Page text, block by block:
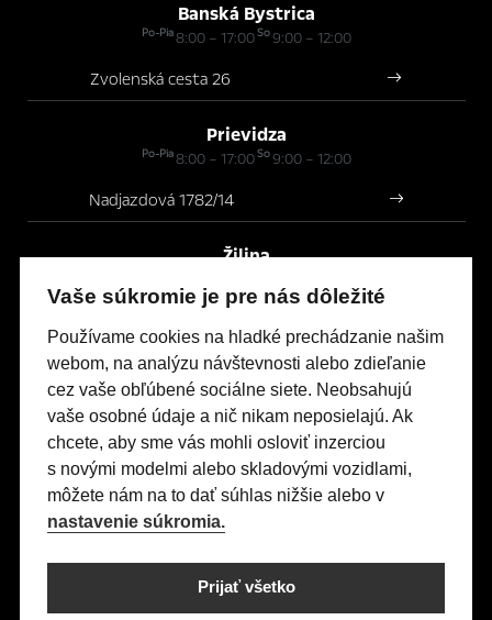
Banská Bystrica
Po-Pia8:00 – 17:00So9:00 – 12:00
Zvolenská cesta 26
Prievidza
Po-Pia8:00 – 17:00So9:00 – 12:00
Nadjazdová 1782/14
Žilina
Modely Opel
Titulná stránka
Skladové vozidlá
Servis & Príslušenstvo
Kontakty
Nastavení cookies
Comin.cz, s.r.o. &lead management GROWITO
Vaše súkromie je pre nás dôležité
Používame cookies na hladké prechádzanie našim
webom, na analýzu návštevnosti alebo zdieľanie
cez vaše obľúbené sociálne siete. Neobsahujú
vaše osobné údaje a nič nikam neposielajú. Ak
chcete, aby sme vás mohli osloviť inzerciou
s novými modelmi alebo skladovými vozidlami,
môžete nám na to dať súhlas nižšie alebo v
nastavenie súkromia.
Prijať všetko